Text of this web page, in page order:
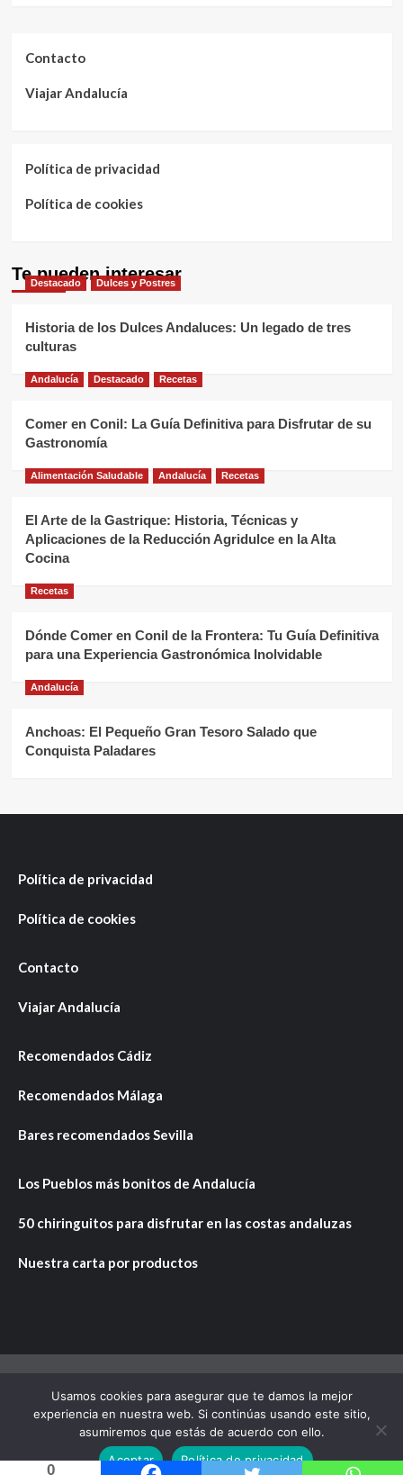
0
Contacto
Viajar Andalucía
Política de privacidad
Política de cookies
Te pueden interesar
Destacado Dulces y Postres
Historia de los Dulces Andaluces: Un legado de tres
culturas
Andalucía Destacado Recetas
Comer en Conil: La Guía Definitiva para Disfrutar de su
Gastronomía
Alimentación Saludable Andalucía Recetas
El Arte de la Gastrique: Historia, Técnicas y
Aplicaciones de la Reducción Agridulce en la Alta
Cocina
Recetas
Dónde Comer en Conil de la Frontera: Tu Guía Definitiva
para una Experiencia Gastronómica Inolvidable
Andalucía
Anchoas: El Pequeño Gran Tesoro Salado que
Conquista Paladares
Política de privacidad
Política de cookies
Contacto
Viajar Andalucía
Recomendados Cádiz
Recomendados Málaga
Bares recomendados Sevilla
Los Pueblos más bonitos de Andalucía
50 chiringuitos para disfrutar en las costas andaluzas
Nuestra carta por productos
Copyright © Todos los derechos reservados.|CoverNews
por AF themes.
Usamos cookies para asegurar que te damos la mejor
experiencia en nuestra web. Si continúas usando este sitio,
asumiremos que estás de acuerdo con ello.
Aceptar
Política de privacidad